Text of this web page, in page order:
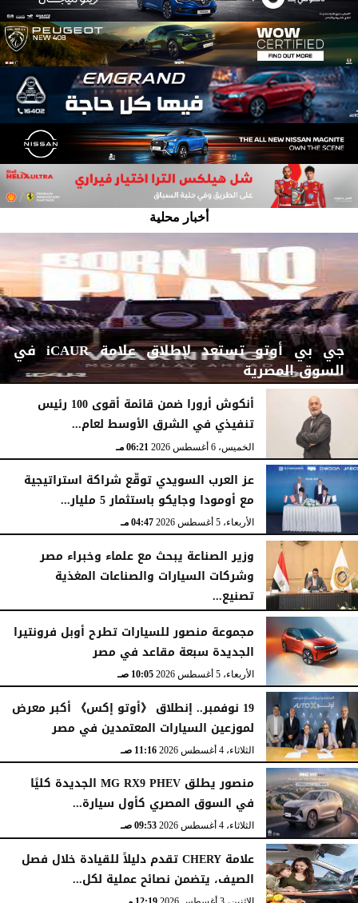
أخبار محلية
جي بي أوتو تستعد لإطلاق علامة iCAUR في
السوق المصرية
الجمعة، 7 أغسطس 2026 12:17 صـ
أنكوش أرورا ضمن قائمة أقوى 100 رئيس
تنفيذي في الشرق الأوسط لعام...
الخميس، 6 أغسطس 2026 06:21 مـ
عز العرب السويدي توقّع شراكة استراتيجية
مع أومودا وجايكو باستثمار 5 مليار...
الأربعاء، 5 أغسطس 2026 04:47 مـ
وزير الصناعة يبحث مع علماء وخبراء مصر
وشركات السيارات والصناعات المغذية
تصنيع...
الأربعاء، 5 أغسطس 2026
مجموعة منصور للسيارات تطرح أوبل فرونتيرا
الجديدة سبعة مقاعد في مصر
الأربعاء، 5 أغسطس 2026 10:05 صـ
19 نوفمبر.. إنطلاق 《أوتو إكس》 أكبر معرض
لموزعين السيارات المعتمدين في مصر
الثلاثاء، 4 أغسطس 2026 11:16 صـ
منصور يطلق MG RX9 PHEV الجديدة كليًا
في السوق المصري كأول سيارة...
الثلاثاء، 4 أغسطس 2026 09:53 صـ
علامة CHERY تقدم دليلاً للقيادة خلال فصل
الصيف، يتضمن نصائح عملية لكل...